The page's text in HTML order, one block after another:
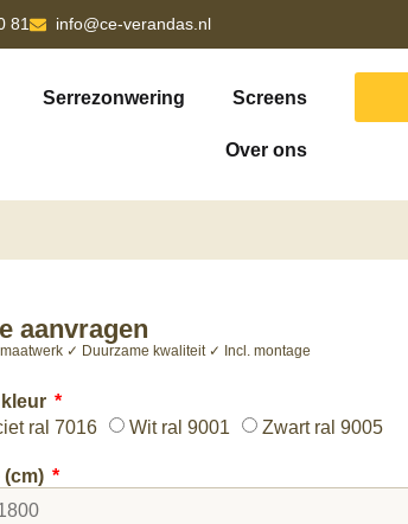
81 info@ce-verandas.nl
Serrezonwering Screens
Over ons
aanvragen
✓ Duurzame kwaliteit ✓ Incl. montage
ral 7016
Wit ral 9001 Zwart ral 9005
(cm)